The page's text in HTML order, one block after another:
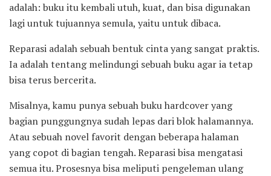
adalah: buku itu kembali utuh, kuat, dan bisa digunakan
lagi untuk tujuannya semula, yaitu untuk dibaca.
Reparasi adalah sebuah bentuk cinta yang sangat praktis.
Ia adalah tentang melindungi sebuah buku agar ia tetap
bisa terus bercerita.
Misalnya, kamu punya sebuah buku hardcover yang
bagian punggungnya sudah lepas dari blok halamannya.
Atau sebuah novel favorit dengan beberapa halaman
yang copot di bagian tengah. Reparasi bisa mengatasi
semua itu. Prosesnya bisa meliputi pengeleman ulang